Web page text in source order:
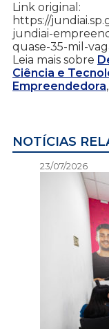
Link original:
https://
jundiai-
quase-35-mil-
Leia mais sobre
Ciência e
Empreendedora,
NOTÍCIAS
23/07/2026